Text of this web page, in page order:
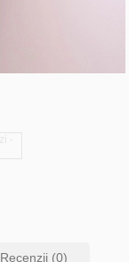
Recenzii (0)